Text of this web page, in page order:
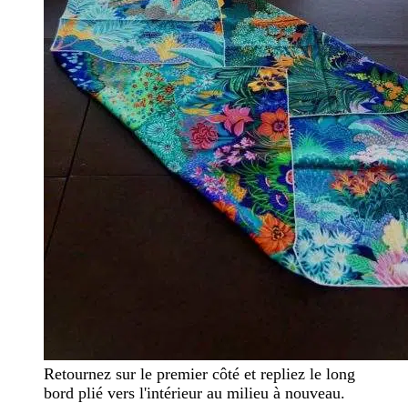
Retournez sur le premier côté et repliez le long
bord plié vers l'intérieur au milieu à nouveau.